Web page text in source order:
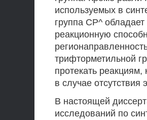
используемых в
группа СР^
реакционную
трифторметильной
протекать
в случае отсутствия
В настоящей
исследований по